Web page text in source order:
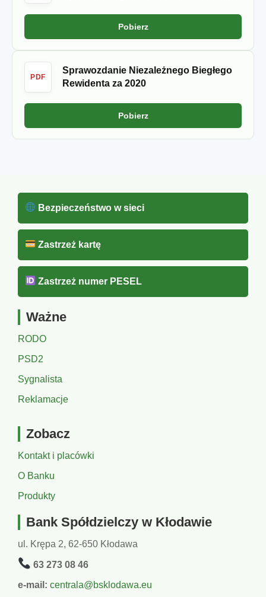
Pobierz
PDF
Sprawozdanie Niezależnego Biegłego
Rewidenta za 2020
Pobierz
Bezpieczeństwo w sieci
Zastrzeż kartę
Zastrzeż numer PESEL
Ważne
RODO
PSD2
Sygnalista
Reklamacje
Zobacz
Kontakt i placówki
O Banku
Produkty
Bank Spółdzielczy w Kłodawie
ul. Krępa 2, 62-650 Kłodawa
63 273 08 46
e-mail: centrala@bsklodawa.eu